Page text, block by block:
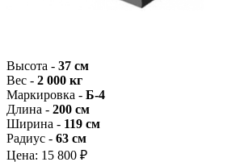
Высота - 37 см
Вес - 2 000 кг
Маркировка - Б-4
Длина - 200 см
Ширина - 119 см
Радиус - 63 см
Цена: 15 800 ₽